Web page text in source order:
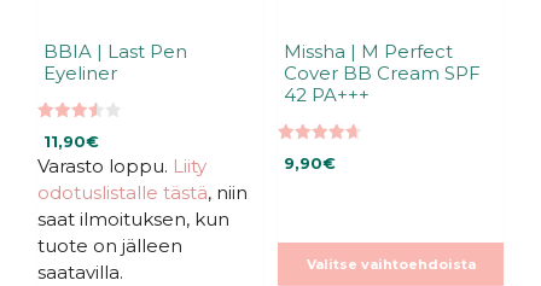
BBIA | Last Pen
Eyeliner
5:stä
11,90€
Varasto loppu. Liity
odotuslistalle tästä, niin
saat ilmoituksen, kun
tuote on jälleen
saatavilla.
Missha | M Perfect
Cover BB Cream SPF
42 PA+++
5:stä
9,90€
Valitse vaihtoehdoista